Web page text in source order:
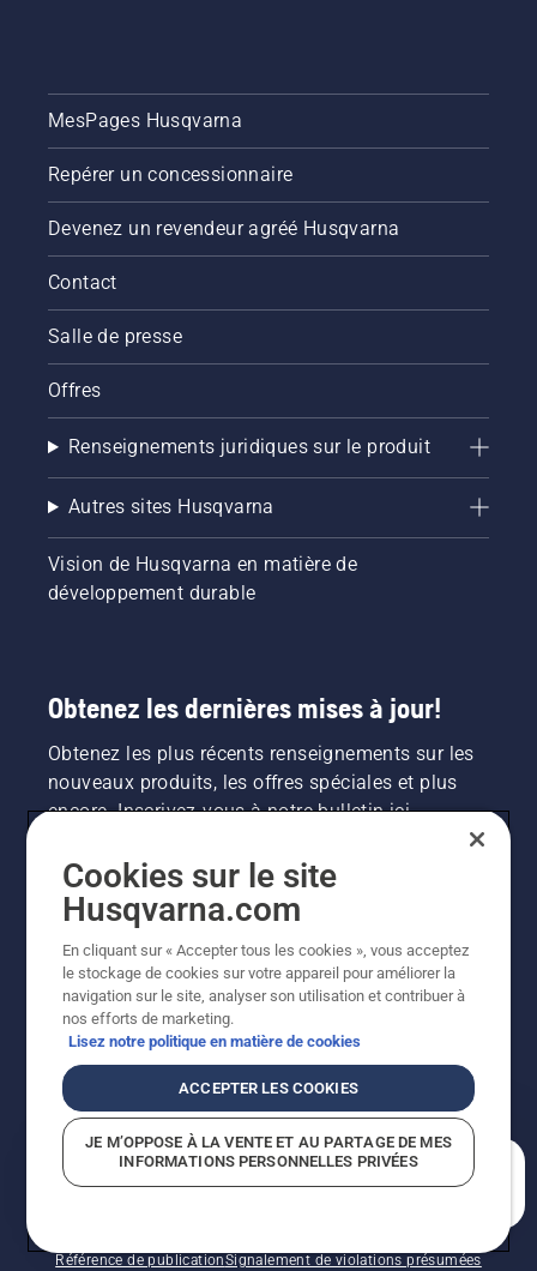
MesPages Husqvarna
Repérer un concessionnaire
Devenez un revendeur agréé Husqvarna
Contact
Salle de presse
Offres
Renseignements juridiques sur le produit
Autres sites Husqvarna
Vision de Husqvarna en matière de
développement durable
Obtenez les dernières mises à jour!
Obtenez les plus récents renseignements sur les
nouveaux produits, les offres spéciales et plus
encore. Inscrivez-vous à notre bulletin ici.
INSCRIPTION À LA NEWSLETTER
l'amélioration continue, le produit peut légèrement
varier par rapport aux images, mais la fonctionnalité de
Référence de publicationSignalement de violations présumées
Cookies sur le site
Husqvarna.com
En cliquant sur « Accepter tous les cookies », vous acceptez
le stockage de cookies sur votre appareil pour améliorer la
navigation sur le site, analyser son utilisation et contribuer à
nos efforts de marketing.
Lisez notre politique en matière de cookies
ACCEPTER LES COOKIES
JE M’OPPOSE À LA VENTE ET AU PARTAGE DE MES
INFORMATIONS PERSONNELLES PRIVÉES
En quoi pouvons-nous vous aider?